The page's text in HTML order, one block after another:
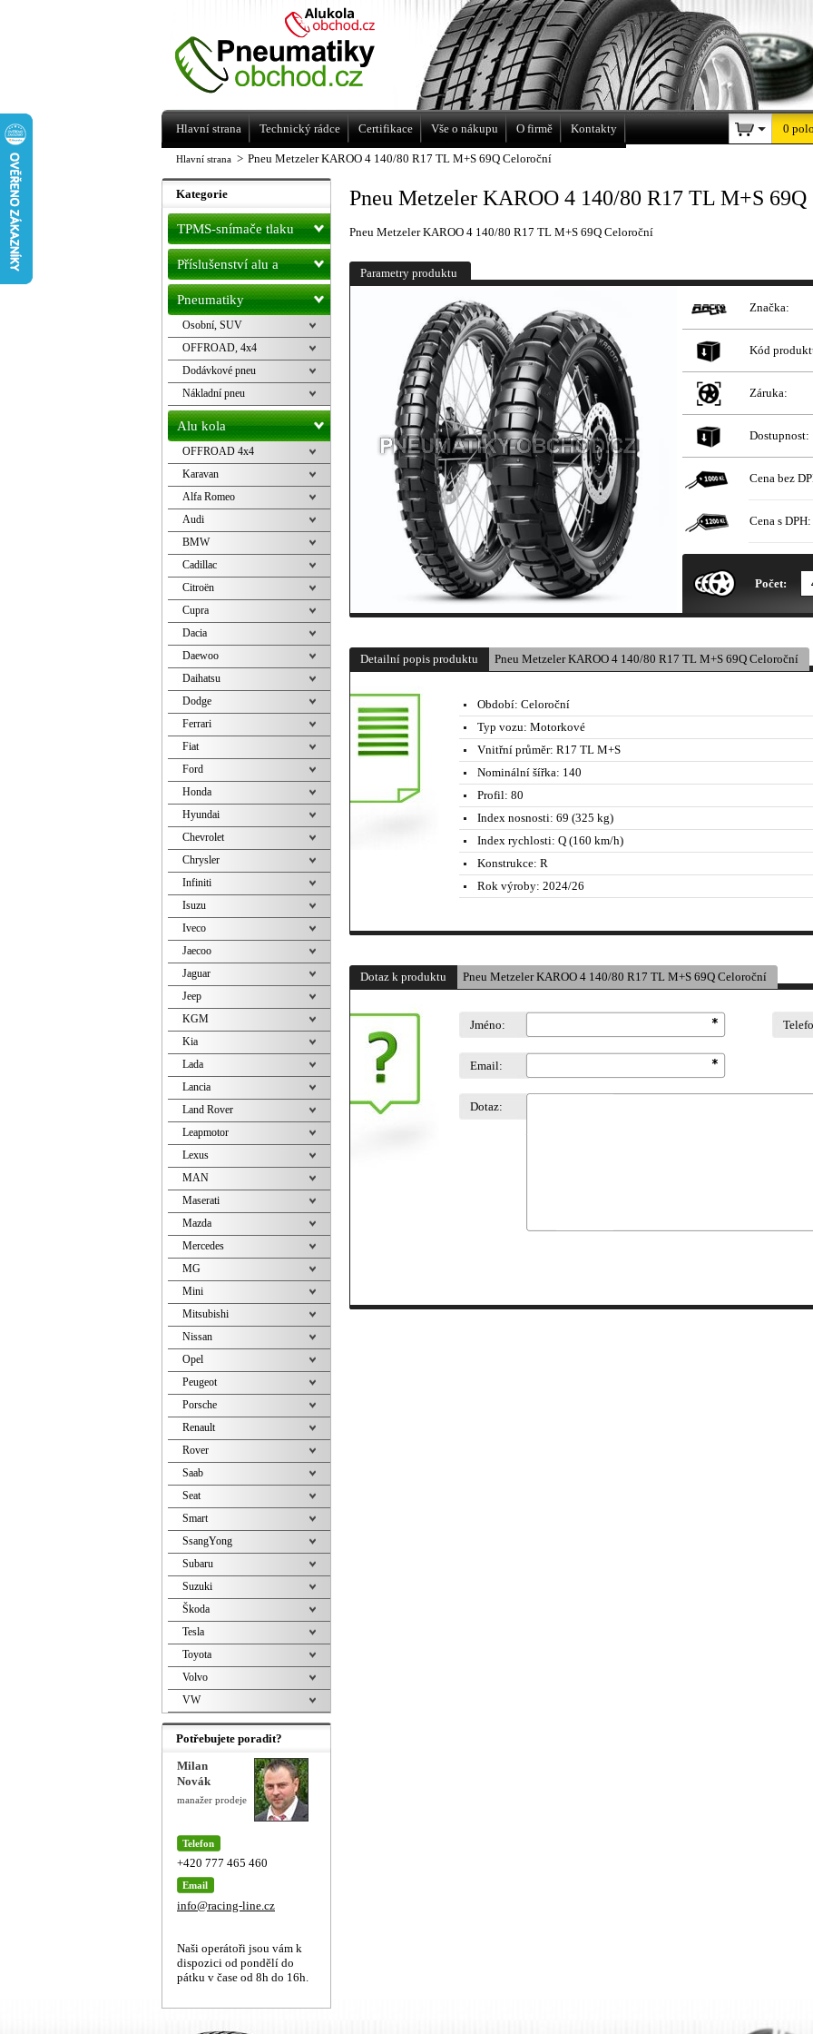
Hlavní strana > Pneu Metzeler KAROO 4 140/80 R17 TL M+S 69Q Celoroční
Pneu Metzeler KAROO 4 140/80 R17 TL M+S
Pneu Metzeler KAROO 4 140/80 R17 TL M+S 69Q Celoroční
Parametry produktu
Značka:
Kód
Záruka:
Dostupnost:
Cena bez
Cena s DPH:
Počet:
Detailní popis produktu Pneu Metzeler KAROO 4 140/80 R17 TL M+S 69Q Celoroční
Období: Celoroční
Typ vozu: Motorkové
Vnitřní průměr: R17 TL M+S
Nominální šířka: 140
Profil: 80
Index nosnosti: 69 (325 kg)
Index rychlosti: Q (160 km/h)
Konstrukce: R
Rok výroby: 2024/26
Dotaz k produktu Pneu Metzeler KAROO 4 140/80 R17 TL M+S 69Q Celoroční
Jméno:
Email:
Dotaz:
Kategorie
TPMS-snímače tlaku
Příslušenství alu a
pneu
Pneumatiky
Osobní, SUV
OFFROAD, 4x4
Dodávkové pneu
Nákladní pneu
Alu kola
OFFROAD 4x4
Karavan
Alfa Romeo
Audi
BMW
Cadillac
Citroën
Cupra
Dacia
Daewoo
Daihatsu
Dodge
Ferrari
Fiat
Ford
Honda
Hyundai
Chevrolet
Chrysler
Infiniti
Isuzu
Iveco
Jaecoo
Jaguar
Jeep
KGM
Kia
Lada
Lancia
Land Rover
Leapmotor
Lexus
MAN
Maserati
Mazda
Mercedes
MG
Mini
Mitsubishi
Nissan
Opel
Peugeot
Porsche
Renault
Rover
Saab
Seat
Smart
SsangYong
Subaru
Suzuki
Škoda
Tesla
Toyota
Volvo
VW
Potřebujete poradit?
Milan
Novák
manažer prodeje
Telefon
+420 777 465 460
Email
info@racing-line.cz
Naši operátoři jsou vám k
dispozici od pondělí do
pátku v čase od 8h do 16h.
Levné pneumatiky letní, zimní, Alu kola
a litá kola Racing Line
Hlavní strana Technický rádce Certifikace Vše o nákupu O firmě Kontakty 0